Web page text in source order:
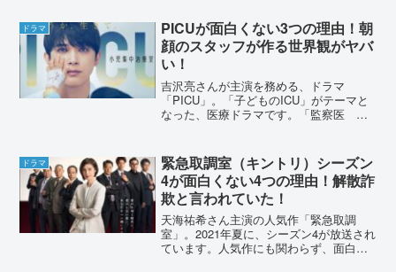
ドラマ
PICUが面白くない3つの理由！朝
顔のスタッフが作る世界観がヤバ
い！
吉沢亮さんが主演を務める、ドラマ
「PICU」。「子どものICU」がテーマと
なった、医療ドラマです。「監察医 朝
ず、初回放送から「面白くない」「つま
らない」といった声があ...
ドラマ
緊急取調室（キントリ）シーズン
4が面白くない4つの理由！解散詐
欺と言われていた！
天海祐希さん主演の人気作「緊急取調
室」。2021年夏に、シーズン4が放送され
ています。人気作にも関わらず、面白く